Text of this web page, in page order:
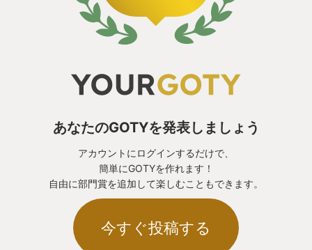
あなたのGOTYを発表しましょう
アカウントにログインするだけで、
簡単にGOTYを作れます！
自由に部門賞を追加して楽しむこともできます。
今すぐ投稿する